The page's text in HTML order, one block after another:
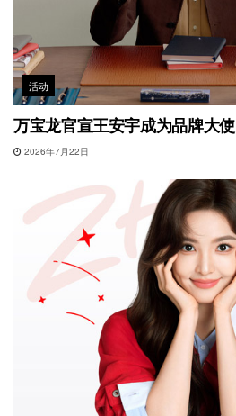
活动
万宝龙官宣王安宇成为品牌大使
2026年7月22日